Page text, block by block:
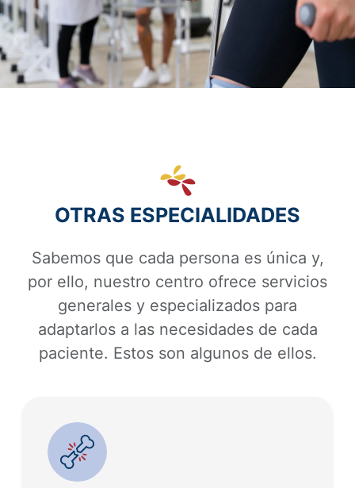
OTRAS ESPECIALIDADES
Sabemos que cada persona es única y,
por ello, nuestro centro ofrece servicios
generales y especializados para
adaptarlos a las necesidades de cada
paciente. Estos son algunos de ellos.